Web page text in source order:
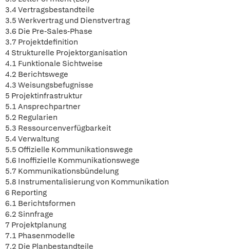
3.4 Vertragsbestandteile
3.5 Werkvertrag und Dienstvertrag
3.6 Die Pre-Sales-Phase
3.7 Projektdefinition
4 Strukturelle Projektorganisation
4.1 Funktionale Sichtweise
4.2 Berichtswege
4.3 Weisungsbefugnisse
5 Projektinfrastruktur
5.1 Ansprechpartner
5.2 Regularien
5.3 Ressourcenverfügbarkeit
5.4 Verwaltung
5.5 Offizielle Kommunikationswege
5.6 InoffizieIle Kommunikationswege
5.7 Kommunikationsbündelung
5.8 Instrumentalisierung von Kommunikation
6 Reporting
6.1 Berichtsformen
6.2 Sinnfrage
7 Projektplanung
7.1 Phasenmodelle
7.2 Die Planbestandteile